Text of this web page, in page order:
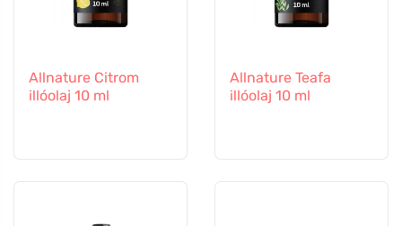
Allnature Citrom
illóolaj 10 ml
Allnature Teafa
illóolaj 10 ml